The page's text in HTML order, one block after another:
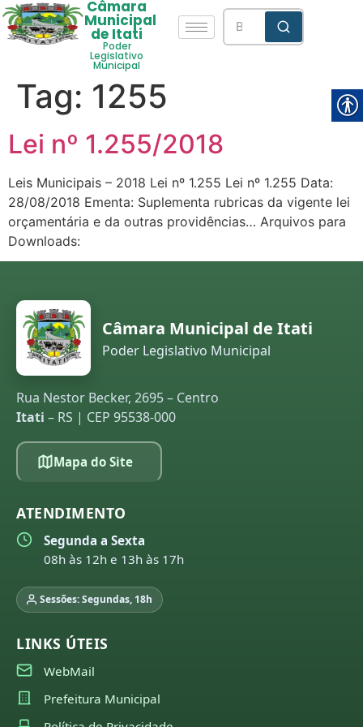
Câmara
Municipal
de Itati
Poder
Legislativo
Municipal
Tag: 1255
Lei nº 1.255/2018
Leis Municipais – 2018 Lei nº 1.255 Lei nº 1.255 Data:
28/08/2018 Ementa: Suplementa rubricas da vigente lei
orçamentária e da outras providências… Arquivos para
Downloads:
Câmara Municipal de Itati
Poder Legislativo Municipal
Rua Nestor Becker, 2695 – Centro
Itati – RS | CEP 95538-000
Mapa do Site
ATENDIMENTO
Segunda a Sexta
08h às 12h e 13h às 17h
Sessões: Segundas, 18h
LINKS ÚTEIS
WebMail
Prefeitura Municipal